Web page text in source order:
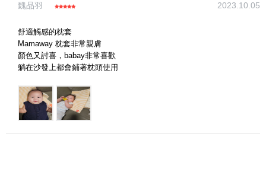
魏品羽 2023.10.05
舒適觸感的枕套
Mamaway 枕套非常親膚
顏色又討喜，babay非常喜歡
躺在沙發上都會鋪著枕頭使用